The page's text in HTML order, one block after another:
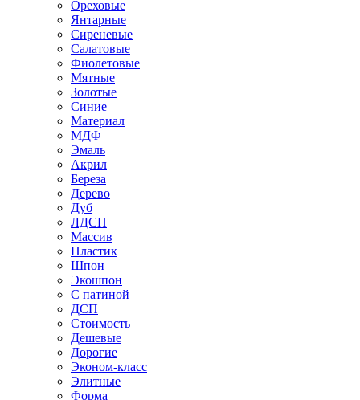
Ореховые
Янтарные
Сиреневые
Салатовые
Фиолетовые
Мятные
Золотые
Синие
Материал
МДФ
Эмаль
Акрил
Береза
Дерево
Дуб
ЛДСП
Массив
Пластик
Шпон
Экошпон
С патиной
ДСП
Стоимость
Дешевые
Дорогие
Эконом-класс
Элитные
Форма